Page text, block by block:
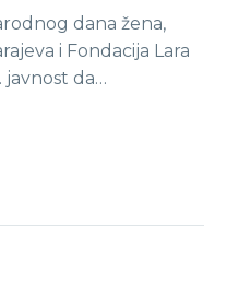
dana žena,
i Fondacija Lara
javnost da…